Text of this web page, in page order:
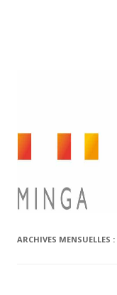
ARCHIVES MENSUELLES :